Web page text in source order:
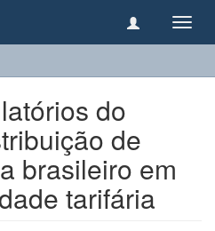
do
de
brasileiro em
tarifária